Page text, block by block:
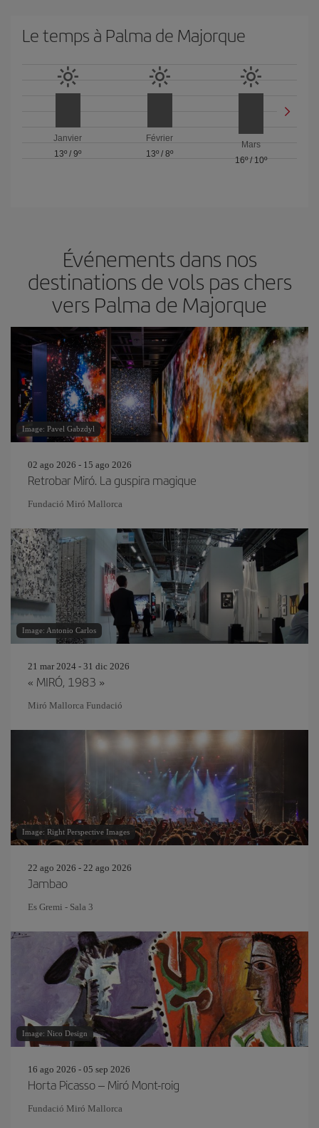
Le temps à Palma de Majorque
Janvier
13º /9º
Février
13º / 8º
Mars
16º/ 10º
Événements dans nos
destinations de vols pas chers
vers Palma de Majorque
Image: Pavel Gabzdyl
02 ago 2026 - 15 ago 2026
Retrobar Miró. La guspira magique
Fundació Miró Mallorca
Image: Antonio Carlos
21 mar 2024 - 31 dic 2026
« MIRÓ, 1983 »
Miró Mallorca Fundació
Image: Right Perspective Images
22 ago 2026 - 22 ago 2026
Jambao
Es Gremi - Sala 3
Image: Nico Design
16 ago 2026 - 05 sep 2026
Horta Picasso – Miró Mont-roig
Fundació Miró Mallorca